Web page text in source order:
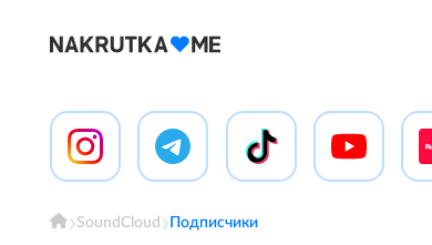
SoundCloud Подписчики